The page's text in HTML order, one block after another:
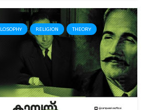
RELIGION THEORY